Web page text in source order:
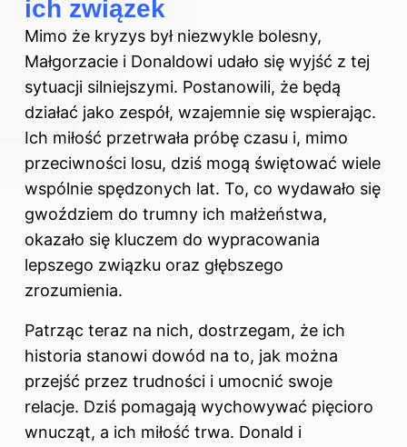
ich związek
Mimo że kryzys był niezwykle bolesny,
Małgorzacie i Donaldowi udało się wyjść z tej
sytuacji silniejszymi. Postanowili, że będą
działać jako zespół, wzajemnie się wspierając.
Ich miłość przetrwała próbę czasu i, mimo
przeciwności losu, dziś mogą świętować wiele
wspólnie spędzonych lat. To, co wydawało się
gwoździem do trumny ich małżeństwa,
okazało się kluczem do wypracowania
lepszego związku oraz głębszego
zrozumienia.
Patrząc teraz na nich, dostrzegam, że ich
historia stanowi dowód na to, jak można
przejść przez trudności i umocnić swoje
relacje. Dziś pomagają wychowywać pięcioro
wnucząt, a ich miłość trwa. Donald i